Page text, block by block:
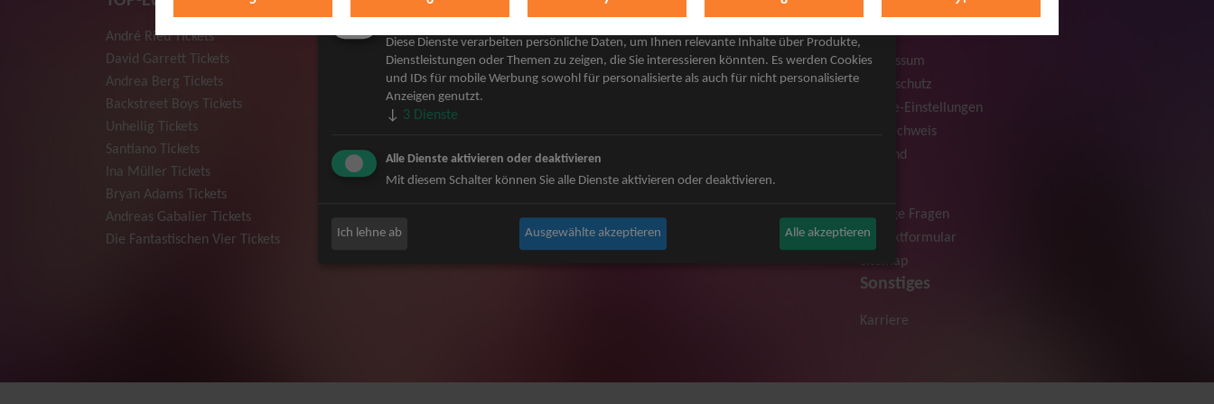
André Rieu Tickets
David Garrett Tickets
Andrea Berg Tickets
Backstreet Boys Tickets
Unheilig Tickets
Santiano Tickets
Ina Müller Tickets
Bryan Adams Tickets
Andreas Gabalier Tickets
Die Fantastischen Vier Tickets
Herbert Grönemeyer Tickets
Deep Purple Tickets
Howard Carpendale Tickets
Jan Delay & Disko No.1 Tickets
Bob Dylan Tickets
Mark Forster Tickets
Niedeckens BAP Tickets
Judas Priest Tickets
The BossHoss Tickets
Silbermond Tickets
Nena Tickets
Roland Kaiser Tickets
Matthias Reim Tickets
AGB
Impressum
Datenschutz
Cookie-Einstellungen
Bildnachweis
Versand
Häufige Fragen
Kontaktformular
Sitemap
Sonstiges
Karriere
Marketing
Diese Dienste verarbeiten persönliche Daten, um Ihnen relevante Inhalte über Produkte,
Dienstleistungen oder Themen zu zeigen, die Sie interessieren könnten. Es werden Cookies
und IDs für mobile Werbung sowohl für personalisierte als auch für nicht personalisierte
Anzeigen genutzt.
↓ 3 Dienste
Alle Dienste aktivieren oder deaktivieren
Mit diesem Schalter können Sie alle Dienste aktivieren oder deaktivieren.
Ich lehne ab Ausgewählte akzeptieren Alle akzeptieren